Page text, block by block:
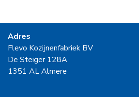
Adres
Flevo Kozijnenfabriek BV
De Steiger 128A
1351 AL Almere